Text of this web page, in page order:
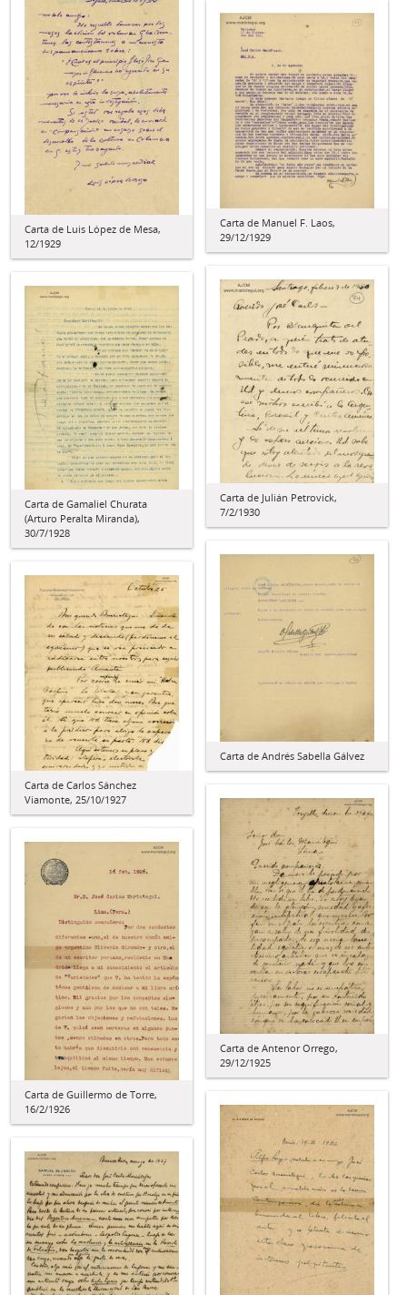
Carta de Luis López de Mesa,
12/1929
Carta de Manuel F. Laos,
29/12/1929
Carta de Julián Petrovick,
7/2/1930
Carta de Gamaliel Churata
(Arturo Peralta Miranda),
30/7/1928
Carta de Andrés Sabella Gálvez
Carta de Carlos Sánchez
Viamonte, 25/10/1927
Carta de Antenor Orrego,
29/12/1925
Carta de Guillermo de Torre,
16/2/1926